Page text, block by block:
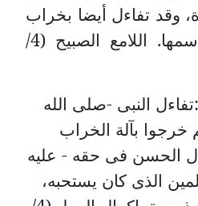
وقد تفاءل أيضا بخراب
خيبر اشتقاقا من اسمها. اللامع الصبيح (4/
:تفاءل النبى -صلى الله
خرجوا بآلة الخراب
الحسن فى حقه - عليه
الذى كان يستحبه،